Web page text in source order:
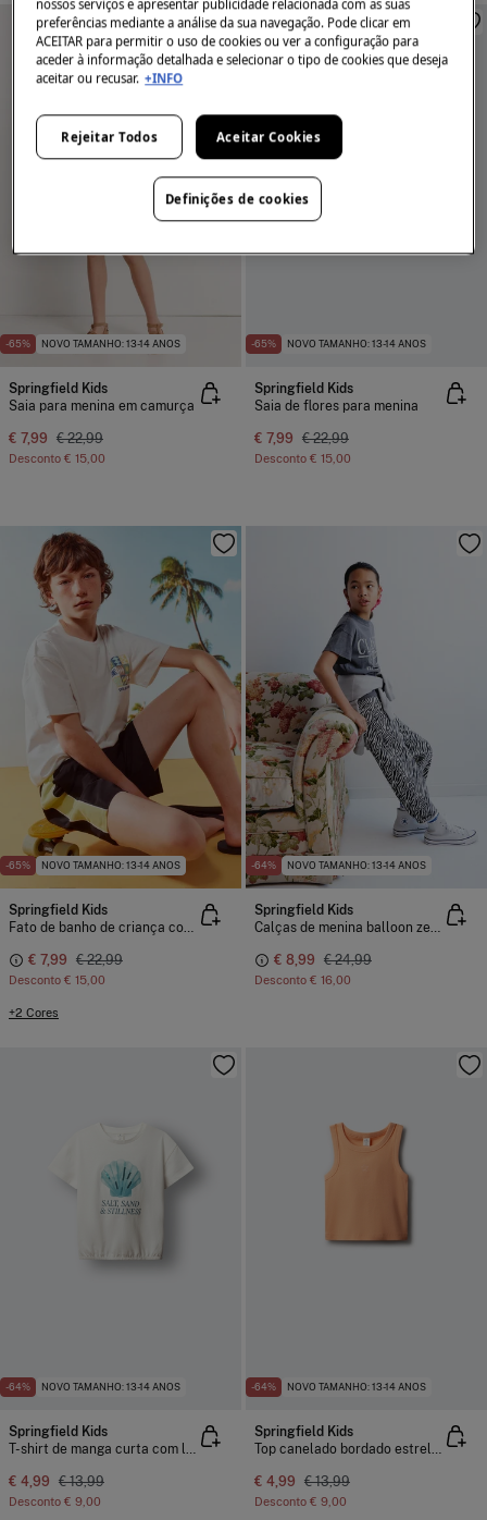
-65% NOVO TAMANHO: 13-14 ANOS
Springfield Kids
Saia para menina em camurça
€ 7,99 € 22,99
Desconto € 15,00
-65% NOVO TAMANHO: 13-14 ANOS
Springfield Kids
Saia de flores para menina
€ 7,99 € 22,99
Desconto € 15,00
-65% NOVO TAMANHO: 13-14 ANOS
Springfield Kids
Fato de banho de criança com contraste
€ 7,99 € 22,99
Desconto € 15,00
+2 Cores
-64% NOVO TAMANHO: 13-14 ANOS
Springfield Kids
Calças de menina balloon zebra
€ 8,99 € 24,99
Desconto € 16,00
-64% NOVO TAMANHO: 13-14 ANOS
Springfield Kids
T-shirt de manga curta com lantejoulas concha menina
€ 4,99 € 13,99
Desconto € 9,00
-64% NOVO TAMANHO: 13-14 ANOS
Springfield Kids
Top canelado bordado estrela menina
€ 4,99 € 13,99
Desconto € 9,00
nossos serviços e apresentar publicidade relacionada com as suas
preferências mediante a análise da sua navegação. Pode clicar em
ACEITAR para permitir o uso de cookies ou ver a configuração para
aceder à informação detalhada e selecionar o tipo de cookies que deseja
aceitar ou recusar. +INFO
Rejeitar Todos Aceitar Cookies
Definições de cookies